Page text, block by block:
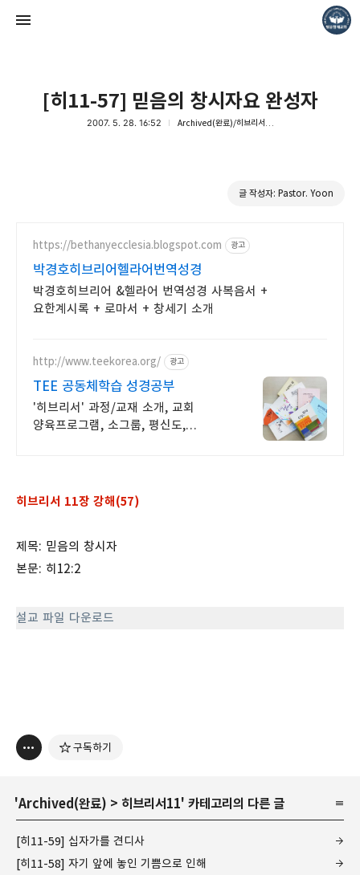
[히11-57] 믿음의 창시자요 완성자
2007. 5. 28. 16:52 Archived(완료)/히브리서11
글 작성자: Pastor. Yoon
https://bethanyecclesia.blogspot.com 광고
박경호히브리어헬라어번역성경
박경호히브리어 &헬라어 번역성경 사복음서 +
요한계시록 + 로마서 + 창세기 소개
http://www.teekorea.org/ 광고
TEE 공동체학습 성경공부
'히브리서' 과정/교재 소개, 교회
양육프로그램, 소그룹, 평신도,
히브리서 11장 강해(57)
제목: 믿음의 창시자
본문: 히12:2
설교 파일 다운로드
구독하기
'Archived(완료) > 히브리서11' 카테고리의 다른 글
[히11-59] 십자가를 견디사
[히11-58] 자기 앞에 놓인 기쁨으로 인해
Pastor. Yoon